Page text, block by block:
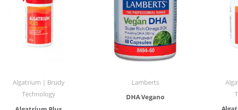
Algatrium | Brudy
Technology
Lamberts
DHA Vegano